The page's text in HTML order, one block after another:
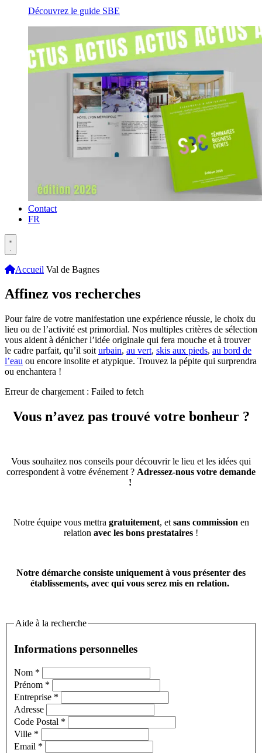
Découvrez le guide SBE
Contact
FR
Accueil Val de Bagnes
Affinez vos recherches
Pour faire de votre manifestation une expérience réussie, le choix du
lieu ou de l’activité est primordial. Nos multiples critères de sélection
vous aident à dénicher l’idée originale qui fera mouche et à trouver
le cadre parfait, qu’il soit urbain, au vert, skis aux pieds, au bord de
l’eau ou encore insolite et atypique. Trouvez la pépite qui surprendra
ou enchantera !
Erreur de chargement : Failed to fetch
Vous n’avez pas trouvé votre bonheur ?
Vous souhaitez nos conseils pour découvrir le lieu et les idées qui
correspondent à votre événement ? Adressez-nous votre demande
!
Notre équipe vous mettra gratuitement, et sans commission en
relation avec les bons prestataires !
Notre démarche consiste uniquement à vous présenter des
établissements, avec qui vous serez mis en relation.
Aide à la recherche
Informations personnelles
Nom *
Prénom *
Entreprise *
Adresse
Code Postal *
Ville *
Email *